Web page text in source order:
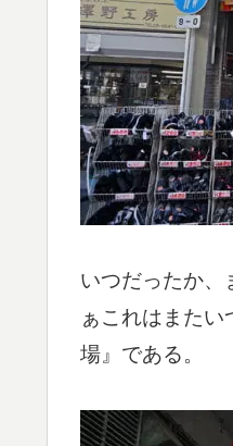
いつだったか、
ぁこれはまた
場』である。